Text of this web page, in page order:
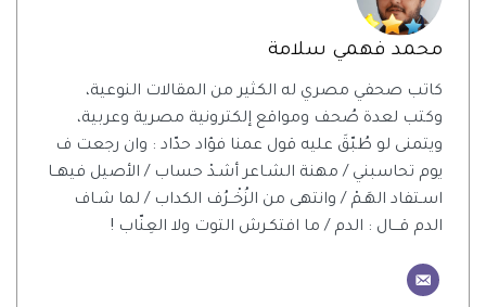
محمد فهمي سلامة
كاتب صحفي مصري له الكثير من المقالات النوعية،
وكتب لعدة صُحف ومواقع إلكترونية مصرية وعربية،
ويتمنى لو طُبّقَ عليه قول عمنا فؤاد حدّاد : وان رجعت ف
يوم تحاسبني / مهنة الشـاعر أشـدْ حساب / الأصيل فيهــا
اسـتفاد الهَـمْ / وانتهى من الزُخْــرُف الكداب / لما شـاف
الدم قـــال : الدم / ما افتكـرش التوت ولا العِنّاب !